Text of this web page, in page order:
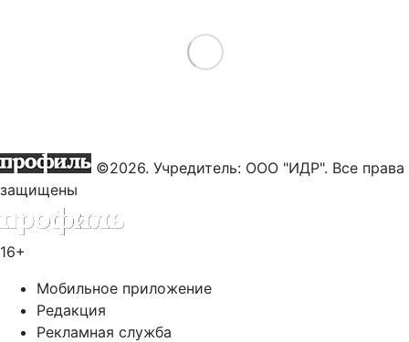
Load More
©2026. Учредитель: ООО "ИДР". Все права
защищены
16+
Мобильное приложение
Редакция
Рекламная служба